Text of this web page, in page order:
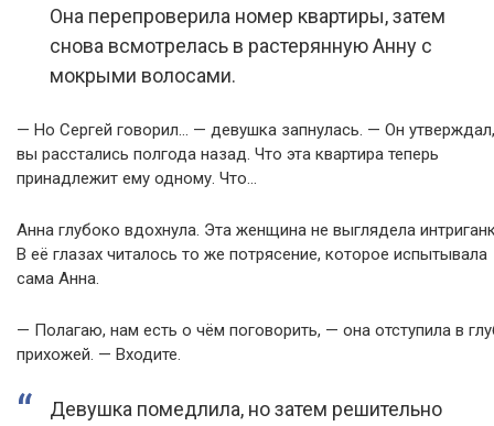
Она перепроверила номер квартиры, затем
снова всмотрелась в растерянную Анну с
мокрыми волосами.
— Но Сергей говорил… — девушка запнулась. — Он
вы расстались полгода назад. Что эта квартира теперь
принадлежит ему одному. Что…
Анна глубоко вдохнула. Эта женщина не выглядела
В её глазах читалось то же потрясение, которое испытывала
сама Анна.
— Полагаю, нам есть о чём поговорить, — она отступила в
прихожей. — Входите.
Девушка помедлила, но затем решительно